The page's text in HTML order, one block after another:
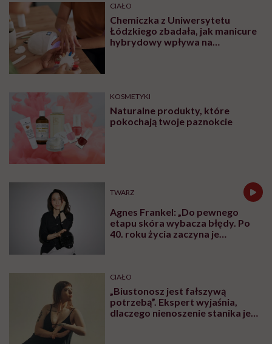
CIAŁO
Chemiczka z Uniwersytetu
Łódzkiego zbadała, jak manicure
hybrydowy wpływa na
KOSMETYKI
Naturalne produkty, które
pokochają twoje paznokcie
TWARZ
Agnes Frankel: „Do pewnego
etapu skóra wybacza błędy. Po
40. roku życia zaczyna je
CIAŁO
„Biustonosz jest fałszywą
potrzebą”. Ekspert wyjaśnia,
dlaczego nienoszenie stanika jest